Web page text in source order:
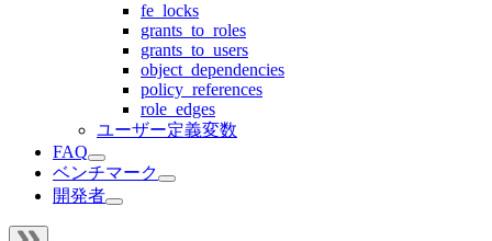
fe_locks
grants_to_roles
grants_to_users
object_dependencies
policy_references
role_edges
ユーザー定義変数
FAQ
ベンチマーク
開発者